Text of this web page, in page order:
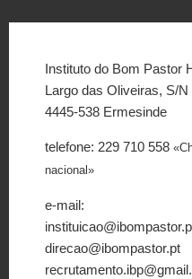
Instituto do Bom Pastor
Largo das Oliveiras, S/N
4445-538 Ermesinde
telefone: 229 710 558
nacional»
e-mail:
direcao@ibompastor.pt